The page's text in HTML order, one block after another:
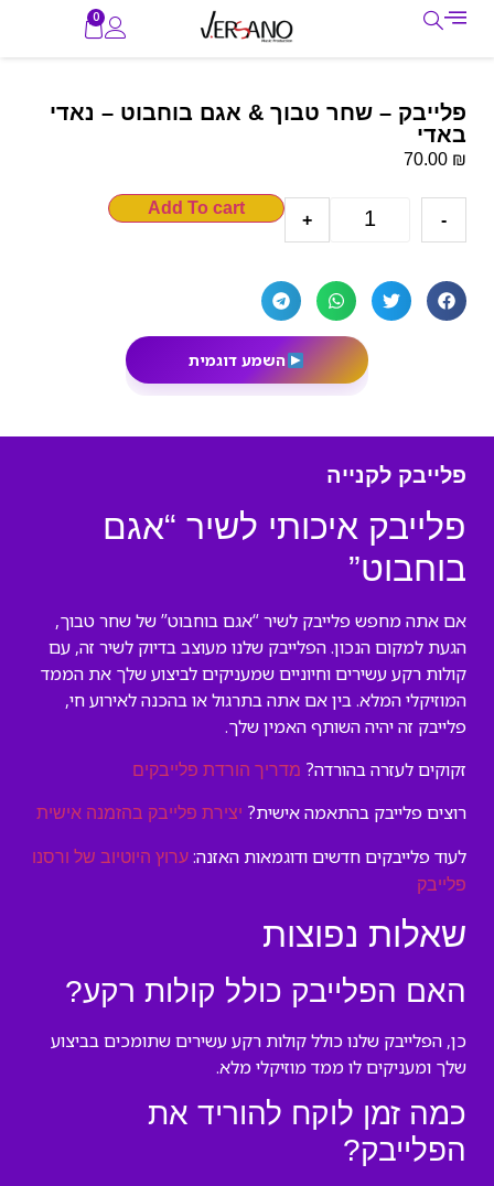
0
פלייבק – שחר טבוך & אגם בוחבוט – נאדי
באדי
70.00 ₪
-
+
Add To cart
השמע דוגמית
פלייבק לקנייה
פלייבק איכותי לשיר “אגם
בוחבוט”
אם אתה מחפש פלייבק לשיר “אגם בוחבוט” של שחר טבוך,
הגעת למקום הנכון. הפלייבק שלנו מעוצב בדיוק לשיר זה, עם
קולות רקע עשירים וחיוניים שמעניקים לביצוע שלך את הממד
המוזיקלי המלא. בין אם אתה בתרגול או בהכנה לאירוע חי,
פלייבק זה יהיה השותף האמין שלך.
זקוקים לעזרה בהורדה? מדריך הורדת פלייבקים
רוצים פלייבק בהתאמה אישית? יצירת פלייבק בהזמנה אישית
לעוד פלייבקים חדשים ודוגמאות האזנה: ערוץ היוטיוב של ורסנו
פלייבק
שאלות נפוצות
האם הפלייבק כולל קולות רקע?
כן, הפלייבק שלנו כולל קולות רקע עשירים שתומכים בביצוע
שלך ומעניקים לו ממד מוזיקלי מלא.
כמה זמן לוקח להוריד את
הפלייבק?